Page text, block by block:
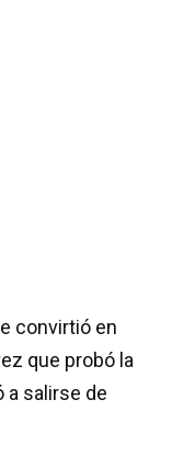
convirtió en
que probó la
salirse de